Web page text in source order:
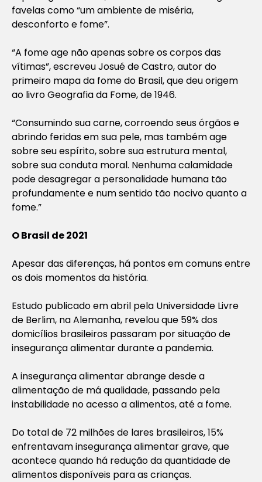
favelas como “um ambiente de miséria,
desconforto e fome”.
“A fome age não apenas sobre os corpos das
vítimas”, escreveu Josué de Castro, autor do
primeiro mapa da fome do Brasil, que deu origem
ao livro Geografia da Fome, de 1946.
“Consumindo sua carne, corroendo seus órgãos e
abrindo feridas em sua pele, mas também age
sobre seu espírito, sobre sua estrutura mental,
sobre sua conduta moral. Nenhuma calamidade
pode desagregar a personalidade humana tão
profundamente e num sentido tão nocivo quanto a
fome.”
O Brasil de 2021
Apesar das diferenças, há pontos em comuns entre
os dois momentos da história.
Estudo publicado em abril pela Universidade Livre
de Berlim, na Alemanha, revelou que 59% dos
domicílios brasileiros passaram por situação de
insegurança alimentar durante a pandemia.
A insegurança alimentar abrange desde a
alimentação de má qualidade, passando pela
instabilidade no acesso a alimentos, até a fome.
Do total de 72 milhões de lares brasileiros, 15%
enfrentavam insegurança alimentar grave, que
acontece quando há redução da quantidade de
alimentos disponíveis para as crianças.